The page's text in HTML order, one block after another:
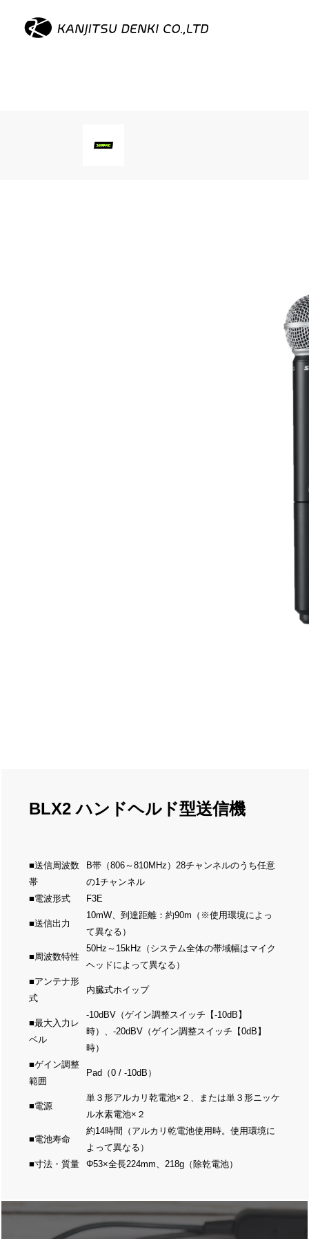
BLX2 ハンドヘルド型送信機
■送信周波数
帯
B帯（806～810MHz）28チャンネルのうち任意
の1チャンネル
■電波形式
F3E
■送信出力
10mW、到達距離：約90m（※使用環境によっ
て異なる）
■周波数特性
50Hz～15kHz（システム全体の帯域幅はマイク
ヘッドによって異なる）
■アンテナ形
式
内臓式ホイップ
■最大入力レ
ベル
-10dBV（ゲイン調整スイッチ【-10dB】
時）、-20dBV（ゲイン調整スイッチ【0dB】
時）
■ゲイン調整
範囲
Pad（0 / -10dB）
■電源
単３形アルカリ乾電池×２、または単３形ニッケ
ル水素電池×２
■電池寿命
約14時間（アルカリ乾電池使用時。使用環境に
よって異なる）
■寸法・質量
Φ53×全長224mm、218g（除乾電池）